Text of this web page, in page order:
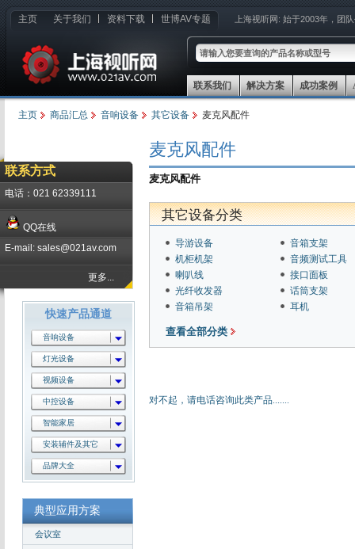
主页 关于我们 资料下载 世博AV专题 上海视听网: 始于2003年，团
联系我们 解决方案 成功案例
主页 商品汇总 音响设备 其它设备 麦克风配件
联系方式
电话：021 62339111
QQ在线
E-mail: sales@021av.com
更多...
快速产品通道
音响设备
灯光设备
视频设备
中控设备
智能家居
安装辅件及其它
品牌大全
典型应用方案
会议室
麦克风配件
麦克风配件
其它设备分类
导游设备
机柜机架
喇叭线
光纤收发器
音箱吊架
音箱支架
音频测试工具
接口面板
话筒支架
耳机
查看全部分类
对不起，请电话咨询此类产品.......